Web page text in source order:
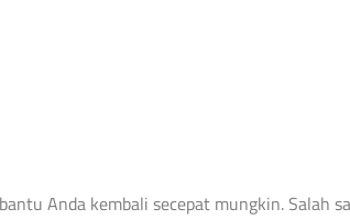
Anda kembali secepat mungkin. Salah